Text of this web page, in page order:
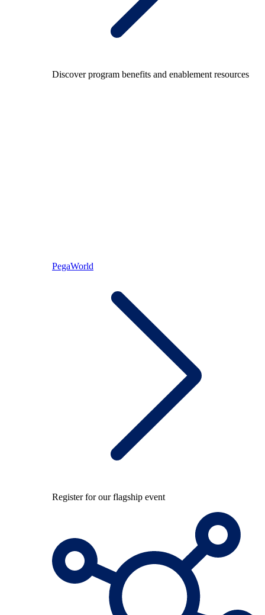
Discover program benefits and enablement resources
PegaWorld
Register for our flagship event